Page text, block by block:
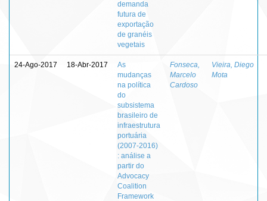
demanda
futura de
exportação
de granéis
vegetais
24-Ago-2017 18-Abr-2017
As
mudanças
na política
do
subsistema
brasileiro de
infraestrutura
portuária
(2007-2016)
: análise a
partir do
Advocacy
Coalition
Framework
Fonseca,
Marcelo
Cardoso
Vieira, Diego
Mota